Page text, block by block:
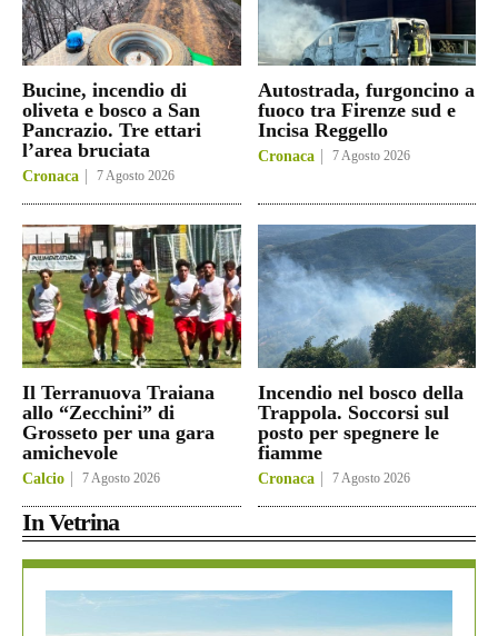
Bucine, incendio di
oliveta e bosco a San
Pancrazio. Tre ettari
l’area bruciata
Cronaca 7 Agosto 2026
Autostrada, furgoncino a
fuoco tra Firenze sud e
Incisa Reggello
Cronaca 7 Agosto 2026
Il Terranuova Traiana
allo “Zecchini” di
Grosseto per una gara
amichevole
Calcio 7 Agosto 2026
Incendio nel bosco della
Trappola. Soccorsi sul
posto per spegnere le
fiamme
Cronaca 7 Agosto 2026
In Vetrina